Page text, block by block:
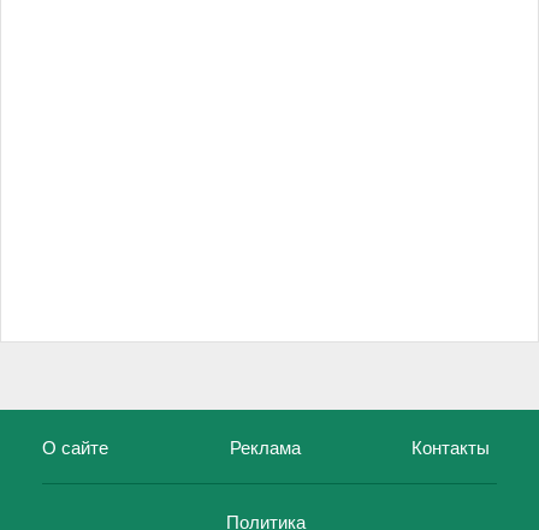
О сайте Реклама Контакты
Политика